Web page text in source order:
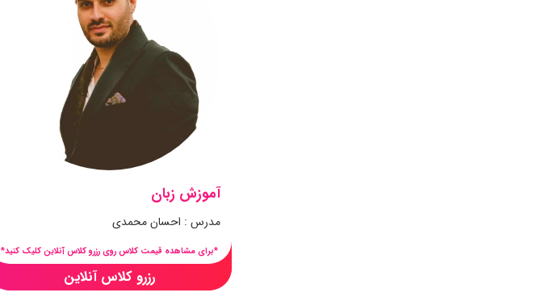
آموزش زبان
مدرس : احسان محمدی
*برای مشاهده قیمت کلاس روی رزرو کلاس آنلاین کلیک کنید*
رزرو کلاس آنلاین